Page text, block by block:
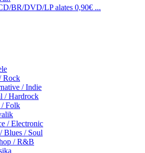
BR/DVD/LP alates 0,90€ ...
Rock
/ Indie
/ Hardrock
/ Folk
/ Electronic
Blues / Soul
/ R&B